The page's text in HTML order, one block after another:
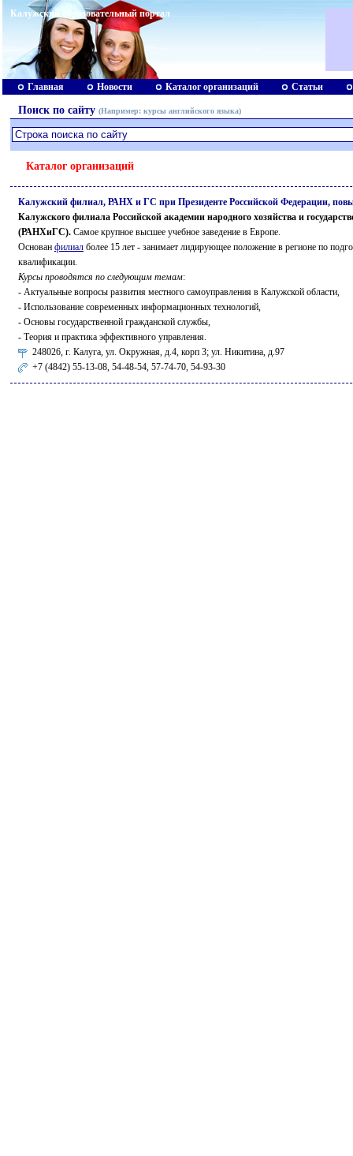
Калужский образовательный портал
Главная Новости Каталог организаций Статьи
Поиск по сайту (Например: курсы английского языка)
Каталог организаций
Калужский филиал, РАНХ и ГС при Президенте Российской Федерации,
Калужского филиала Российской академии народного хозяйства и
(РАНХиГС). Самое крупное высшее учебное заведение в Европе.
Основан филиал более 15 лет - занимает лидирующее положение в регионе по
квалификации.
Курсы проводятся по следующим темам:
- Актуальные вопросы развития местного самоуправления в Калужской области,
- Использование современных информационных технологий,
- Основы государственной гражданской службы,
- Теория и практика эффективного управления.
248026, г. Калуга, ул. Окружная, д.4, корп 3; ул. Никитина, д.97
+7 (4842) 55-13-08, 54-48-54, 57-74-70, 54-93-30